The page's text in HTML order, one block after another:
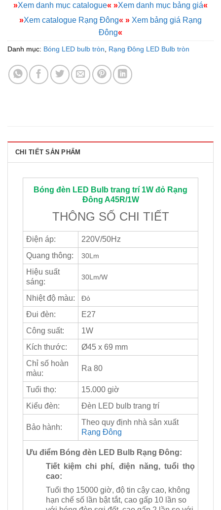
»Xem danh mục catalogue« »Xem danh mục bảng giá«
»Xem catalogue Rạng Đông« » Xem bảng giá Rạng
Đông«
Danh mục: Bóng LED bulb tròn, Rạng Đông LED Bulb tròn
CHI TIẾT SẢN PHẨM
Bóng đèn LED Bulb trang trí 1W đỏ Rạng
Đông A45R/1W
THÔNG SỐ CHI TIẾT
Điện áp:
220V/50Hz
Quang thông:
30Lm
Hiệu suất
sáng:
30Lm/W
Nhiệt độ màu: Đỏ
Đui đèn:
E27
Công suất:
1W
Kích thước:
Ø45 x 69 mm
Chỉ số hoàn
màu:
Ra 80
Tuổi thọ:
15.000 giờ
Kiểu đèn:
Đèn LED bulb trang trí
Bảo hành:
Theo quy định nhà sản xuất
Rạng Đông
Ưu điểm Bóng đèn LED Bulb Rạng Đông:
Tiết kiệm chi phí, điện năng, tuổi thọ
cao:
Tuổi thọ 15000 giờ, độ tin cậy cao, không
hạn chế số lần bật tắt, cao gấp 10 lần so